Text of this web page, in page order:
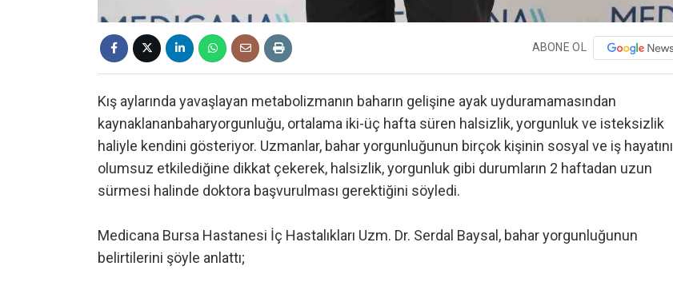
ABONE OL
Kış aylarında yavaşlayan metabolizmanın baharın gelişine ayak uyduramamasından
kaynaklananbaharyorgunluğu, ortalama iki-üç hafta süren halsizlik, yorgunluk ve isteksizlik
haliyle kendini gösteriyor. Uzmanlar, bahar yorgunluğunun birçok kişinin sosyal ve iş hayatını
olumsuz etkilediğine dikkat çekerek, halsizlik, yorgunluk gibi durumların 2 haftadan uzun
sürmesi halinde doktora başvurulması gerektiğini söyledi.
Medicana Bursa Hastanesi İç Hastalıkları Uzm. Dr. Serdal Baysal, bahar yorgunluğunun
belirtilerini şöyle anlattı;